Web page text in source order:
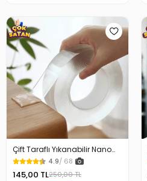
Çift Taraflı Yıkanabilir Nano
Teknoloji Bant 3 mt
4.9/ 68
145,00 TL250,00 TL